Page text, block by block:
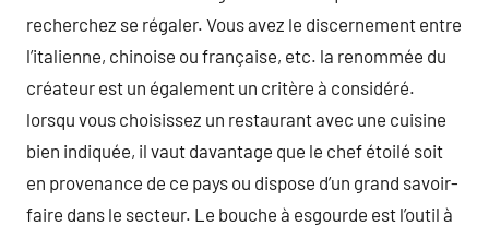
recherchez se régaler. Vous avez le discernement entre
l’italienne, chinoise ou française, etc. la renommée du
créateur est un également un critère à considéré.
lorsqu vous choisissez un restaurant avec une cuisine
bien indiquée, il vaut davantage que le chef étoilé soit
en provenance de ce pays ou dispose d’un grand savoir-
faire dans le secteur. Le bouche à esgourde est l’outil à